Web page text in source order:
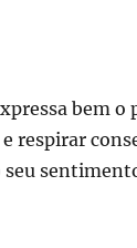
bem o
respirar